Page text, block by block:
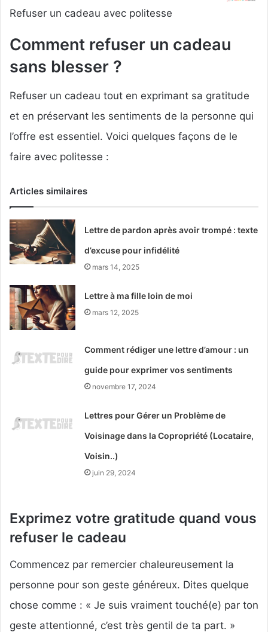
Refuser un cadeau avec politesse
Comment refuser un cadeau
sans blesser ?
Refuser un cadeau tout en exprimant sa gratitude
et en préservant les sentiments de la personne qui
l’offre est essentiel. Voici quelques façons de le
faire avec politesse :
Articles similaires
Lettre de pardon après avoir trompé : texte
d’excuse pour infidélité
mars 14, 2025
Lettre à ma fille loin de moi
mars 12, 2025
Comment rédiger une lettre d’amour : un
guide pour exprimer vos sentiments
novembre 17, 2024
Lettres pour Gérer un Problème de
Voisinage dans la Copropriété (Locataire,
Voisin..)
juin 29, 2024
Exprimez votre gratitude quand vous
refuser le cadeau
Commencez par remercier chaleureusement la
personne pour son geste généreux. Dites quelque
chose comme : « Je suis vraiment touché(e) par ton
geste attentionné, c’est très gentil de ta part. »